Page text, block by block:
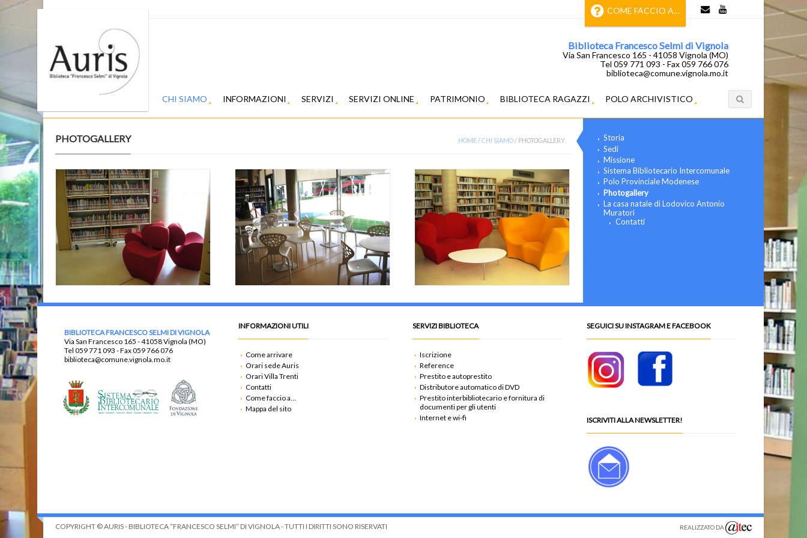
COME FACCIO A…
Biblioteca Francesco Selmi di Vignola
Via San Francesco 165 - 41058 Vignola (MO)
Tel 059 771 093 - Fax 059 766 076
biblioteca@comune.vignola.mo.it
CHI SIAMO INFORMAZIONI SERVIZI SERVIZI ONLINE PATRIMONIO BIBLIOTECA RAGAZZI POLO ARCHIVISTICO
Storia
Sedi
Missione
Sistema Bibliotecario Intercomunale
Polo Provinciale Modenese
Photogallery
La casa natale di Lodovico Antonio
Muratori
Contatti
HOME/CHI SIAMO/ PHOTOGALLERY
PHOTOGALLERY
BIBLIOTECA FRANCESCO SELMI DI VIGNOLA
Via San Francesco 165 - 41058 Vignola (MO)
Tel 059 771 093 - Fax059 766 076
biblioteca@comune.vignola.mo.it
INFORMAZIONI UTILI
Come arrivare
Orari sede Auris
Orari Villa Trenti
Contatti
Come faccio a…
Mappa del sito
SERVIZI BIBLIOTECA
Iscrizione
Reference
Prestito e autoprestito
Distributore automatico di DVD
Prestito interbibliotecario e fornitura di
documenti per gli utenti
Internet e wi-fi
SEGUICI SU INSTAGRAM E FACEBOOK
ISCRIVITI ALLA NEWSLETTER!
COPYRIGHT © AURIS - BIBLIOTECA “FRANCESCO SELMI” DI VIGNOLA - TUTTI I DIRITTI SONO RISERVATI REALIZZATO DA